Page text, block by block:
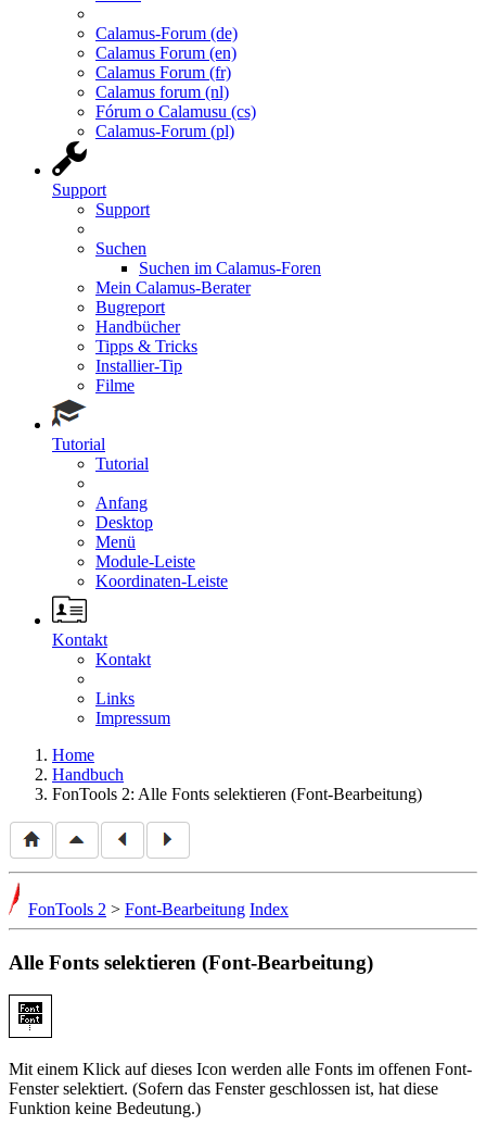
Calamus-Forum (de)
Calamus Forum (en)
Calamus Forum (fr)
Calamus forum (nl)
Fórum o Calamusu (cs)
Calamus-Forum (pl)
Support
Support
Suchen
Suchen im Calamus-Foren
Mein Calamus-Berater
Bugreport
Handbücher
Tipps & Tricks
Installier-Tip
Filme
Tutorial
Tutorial
Anfang
Desktop
Menü
Module-Leiste
Koordinaten-Leiste
Kontakt
Kontakt
Links
Impressum
Home
Handbuch
FonTools 2: Alle Fonts selektieren (Font-Bearbeitung)
FonTools 2 > Font-Bearbeitung Index
Alle Fonts selektieren (Font-Bearbeitung)
Mit einem Klick auf dieses Icon werden alle Fonts im offenen Font-
Fenster selektiert. (Sofern das Fenster geschlossen ist, hat diese
Funktion keine Bedeutung.)